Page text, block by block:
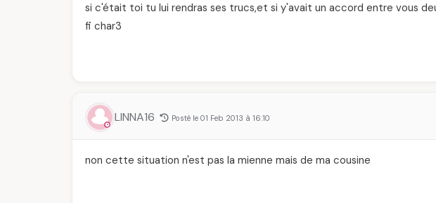
si c'était toi tu lui rendras ses trucs,et si y'avait un accord entre vous
fi char3
LINNA16 Posté le 01 Feb 2013 à 16:10
non cette situation n'est pas la mienne mais de ma cousine